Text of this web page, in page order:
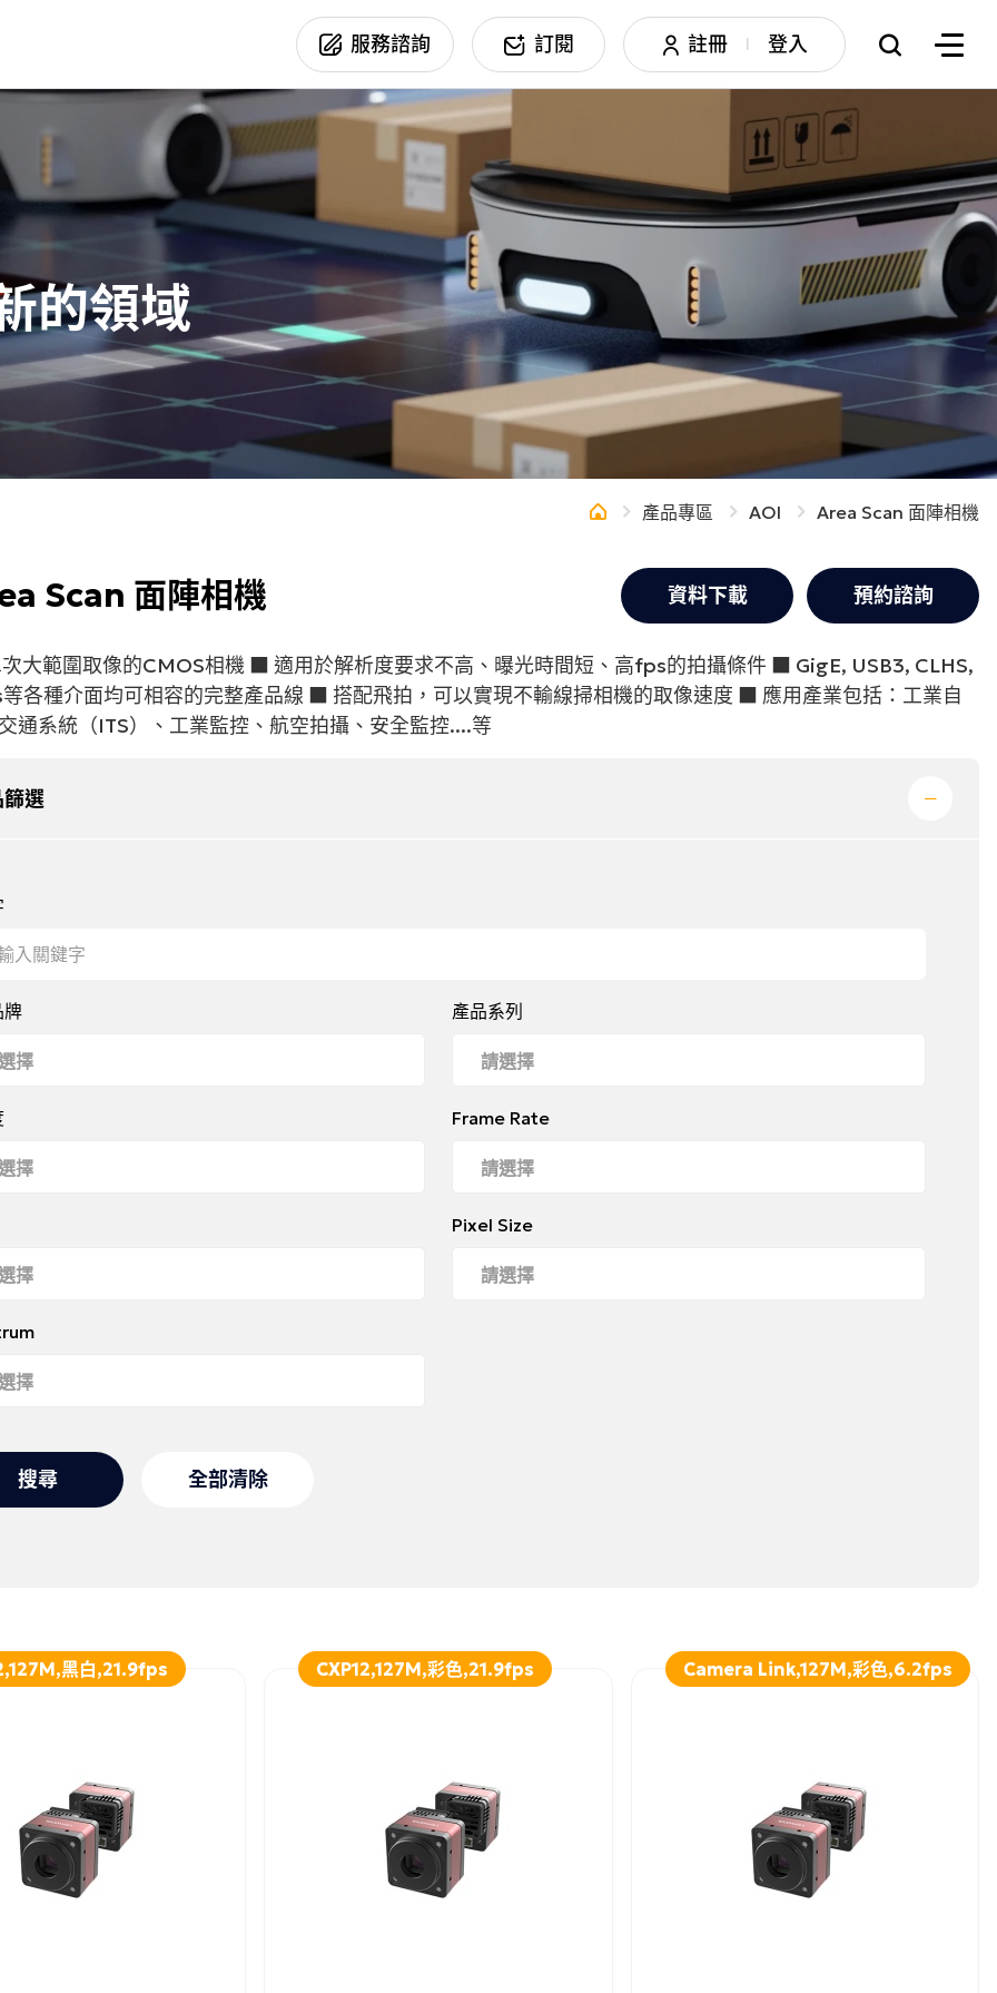
你正在尋找協助嗎？
搜尋
聞活動
品訊息
活動訊息
其他訊息
產品專區
AOI
3D Sensor
Optical Module
Smart Camera
行業應用
半導體
印刷電路板
電子製造業
平板顯示
汽機車製造及周邊
精密加工業
能源產業
食品製造與加工
生醫製藥
援
詢
範教學
企業文化
職涯發展
會員註冊
會員登入
網站地圖
服務諮詢 訂閱 註冊 登入
的領域
產品專區 AOI Area Scan 面陣相機
Scan 面陣相機 資料下載 預約諮詢
大範圍取像的CMOS相機 ■ 適用於解析度要求不高、曝光時間短、高fps的拍攝條件 ■ GigE, USB3, CLHS,
各種介面均可相容的完整產品線 ■ 搭配飛拍，可以實現不輸線掃相機的取像速度 ■ 應用產業包括：工業自
通系統（ITS）、工業監控、航空拍攝、安全監控....等
篩選
牌 產品系列
Frame Rate
Pixel Size
搜尋 全部清除
黑白,21.9fps CXP12,127M,彩色,21.9fps Camera Link,127M,彩色,6.2fps